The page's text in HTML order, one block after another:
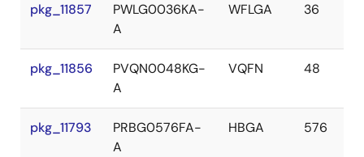
pkg_11857
PWLG0036KA-
A
WFLGA 36
pkg_11856
PVQN0048KG-
A
VQFN 48
pkg_11793
PRBG0576FA-
A
HBGA 576